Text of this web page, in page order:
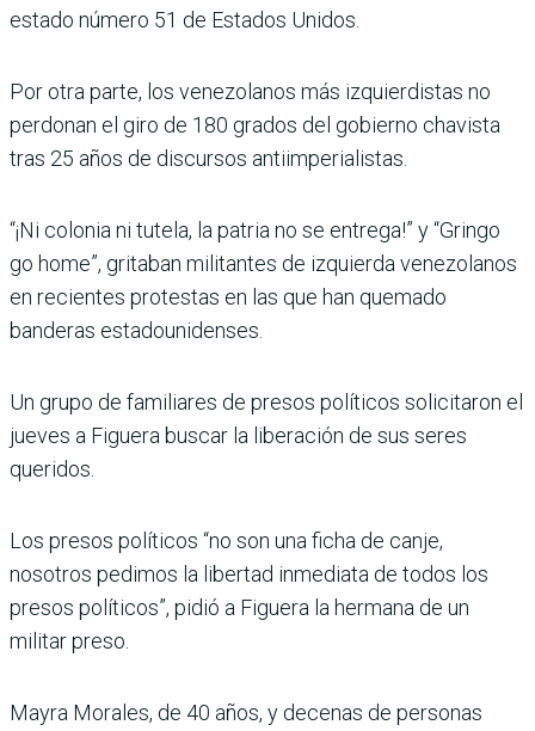
estado número 51 de Estados Unidos.
Por otra parte, los venezolanos más izquierdistas no
perdonan el giro de 180 grados del gobierno chavista
tras 25 años de discursos antiimperialistas.
“¡Ni colonia ni tutela, la patria no se entrega!” y “Gringo
go home”, gritaban militantes de izquierda venezolanos
en recientes protestas en las que han quemado
banderas estadounidenses.
Un grupo de familiares de presos políticos solicitaron el
jueves a Figuera buscar la liberación de sus seres
queridos.
Los presos políticos “no son una ficha de canje,
nosotros pedimos la libertad inmediata de todos los
presos políticos”, pidió a Figuera la hermana de un
militar preso.
Mayra Morales, de 40 años, y decenas de personas